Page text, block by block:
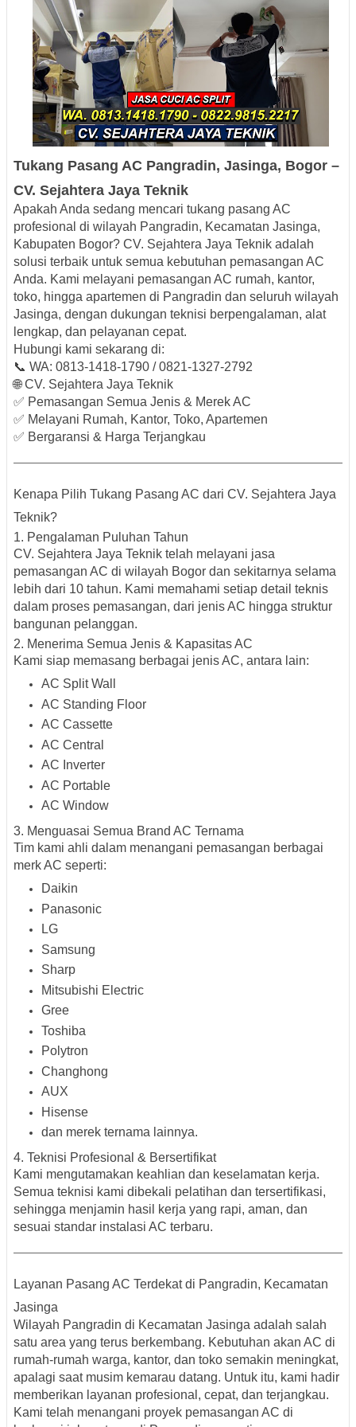
Tukang Pasang AC Pangradin, Jasinga, Bogor –
CV. Sejahtera Jaya Teknik
Apakah Anda sedang mencari tukang pasang AC
profesional di wilayah Pangradin, Kecamatan Jasinga,
Kabupaten Bogor? CV. Sejahtera Jaya Teknik adalah
solusi terbaik untuk semua kebutuhan pemasangan AC
Anda. Kami melayani pemasangan AC rumah, kantor,
toko, hingga apartemen di Pangradin dan seluruh wilayah
Jasinga, dengan dukungan teknisi berpengalaman, alat
lengkap, dan pelayanan cepat.
Hubungi kami sekarang di:
📞 WA: 0813-1418-1790 / 0821-1327-2792
🌐CV. Sejahtera Jaya Teknik
✅ Pemasangan Semua Jenis & Merek AC
✅ Melayani Rumah, Kantor, Toko, Apartemen
✅ Bergaransi & Harga Terjangkau
Kenapa Pilih Tukang Pasang AC dari CV. Sejahtera Jaya
Teknik?
1. Pengalaman Puluhan Tahun
CV. Sejahtera Jaya Teknik telah melayani jasa
pemasangan AC di wilayah Bogor dan sekitarnya selama
lebih dari 10 tahun. Kami memahami setiap detail teknis
dalam proses pemasangan, dari jenis AC hingga struktur
bangunan pelanggan.
2. Menerima Semua Jenis & Kapasitas AC
Kami siap memasang berbagai jenis AC, antara lain:
AC Split Wall
AC Standing Floor
AC Cassette
AC Central
AC Inverter
AC Portable
AC Window
3. Menguasai Semua Brand AC Ternama
Tim kami ahli dalam menangani pemasangan berbagai
merk AC seperti:
Daikin
Panasonic
LG
Samsung
Sharp
Mitsubishi Electric
Gree
Toshiba
Polytron
Changhong
AUX
Hisense
dan merek ternama lainnya.
4. Teknisi Profesional & Bersertifikat
Kami mengutamakan keahlian dan keselamatan kerja.
Semua teknisi kami dibekali pelatihan dan tersertifikasi,
sehingga menjamin hasil kerja yang rapi, aman, dan
sesuai standar instalasi AC terbaru.
Layanan Pasang AC Terdekat di Pangradin, Kecamatan
Jasinga
Wilayah Pangradin di Kecamatan Jasinga adalah salah
satu area yang terus berkembang. Kebutuhan akan AC di
rumah-rumah warga, kantor, dan toko semakin meningkat,
apalagi saat musim kemarau datang. Untuk itu, kami hadir
memberikan layanan profesional, cepat, dan terjangkau.
Kami telah menangani proyek pemasangan AC di